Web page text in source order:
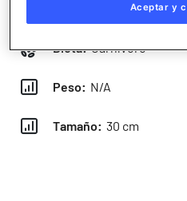
Zona
Dieta:Carnívoro
Peso: N/A
Tamaño: 30 cm
Aceptar y